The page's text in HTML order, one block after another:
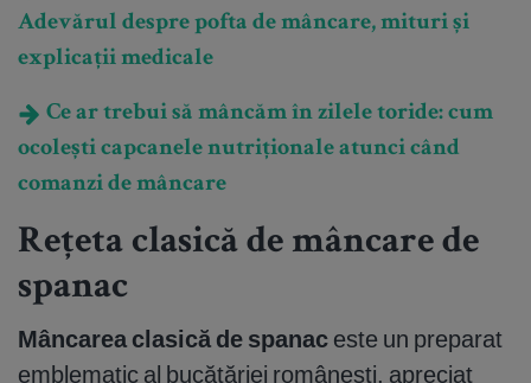
Adevărul despre pofta de mâncare, mituri și
explicații medicale
Ce ar trebui să mâncăm în zilele toride: cum
ocolești capcanele nutriționale atunci când
comanzi de mâncare
Rețeta clasică de mâncare de
spanac
Mâncarea clasică de spanac este un preparat
emblematic al bucătăriei românești, apreciat